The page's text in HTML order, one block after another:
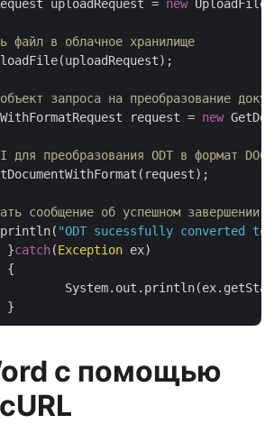
uploadRequest =
new
файл в облачное хранилище
запроса на преобразование
request =
new
преобразования ODT в формат DOC
сообщение об успешном завершении
"ODT sucessfully converted to
		}
catch(Exception ex)
с помощью